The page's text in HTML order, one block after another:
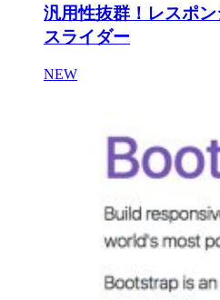
汎用性抜群！レスポ
スライダー
NEW